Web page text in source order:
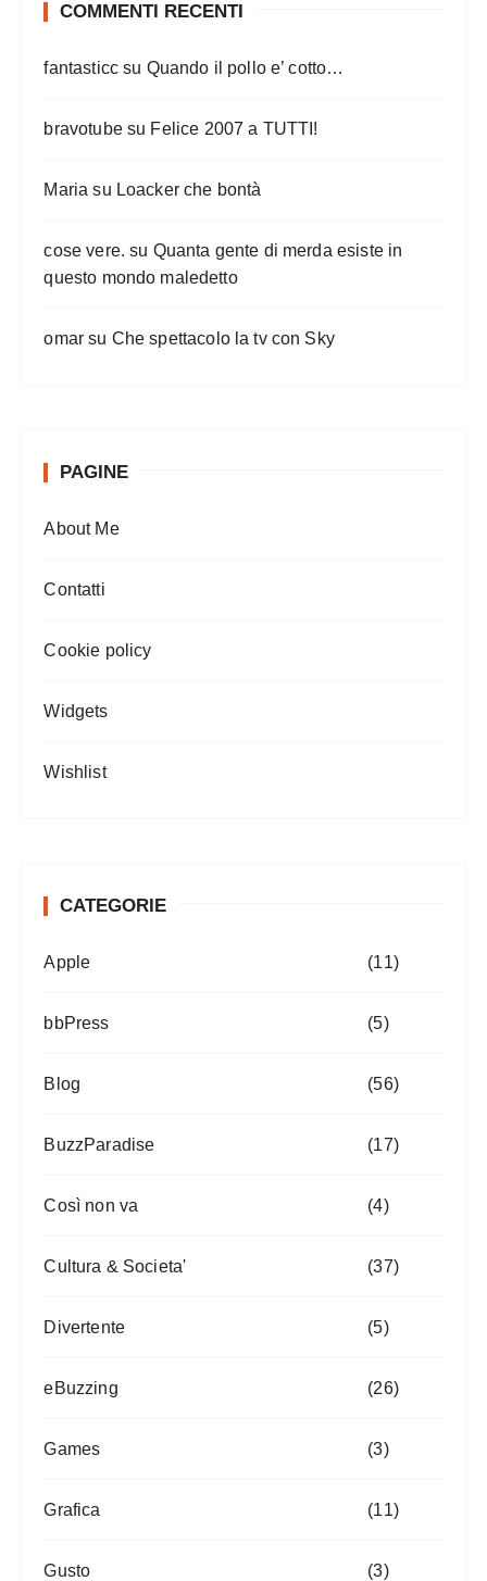
COMMENTI RECENTI
fantasticc su Quando il pollo e’ cotto…
bravotubesu Felice 2007 a TUTTI!
Maria su Loacker che bontà
cose vere. su Quanta gente di merda esiste in
questo mondo maledetto
omar su Che spettacolo la tv con Sky
PAGINE
About Me
Contatti
Cookie policy
Widgets
Wishlist
CATEGORIE
Apple (11)
bbPress (5)
Blog (56)
BuzzParadise (17)
Così non va (4)
Cultura & Societa' (37)
Divertente (5)
eBuzzing (26)
Games (3)
Grafica (11)
Gusto (3)